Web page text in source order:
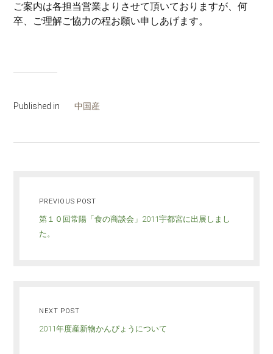
ご案内は各担当営業よりさせて頂いておりますが、何
卒、ご理解ご協力の程お願い申しあげます。
Published in 中国産
PREVIOUS POST
第１０回常陽「食の商談会」2011宇都宮に出展しまし
た。
NEXT POST
2011年度産新物かんぴょうについて